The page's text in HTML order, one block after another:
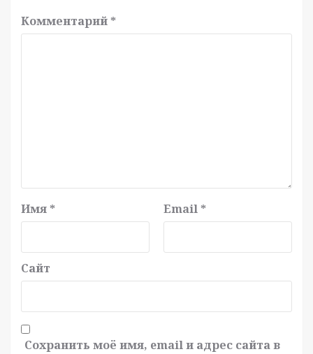
Комментарий *
Имя * Email *
Сайт
Сохранить моё имя, email и адрес сайта в